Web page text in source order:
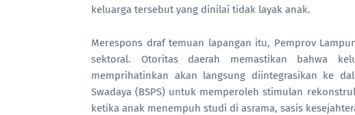
keluarga tersebut yang dinilai tidak layak anak.
Merespons draf temuan lapangan itu, Pemprov
sektoral. Otoritas daerah memastikan bahwa
memprihatinkan akan langsung diintegrasikan ke
Swadaya (BSPS) untuk memperoleh stimulan
ketika anak menempuh studi di asrama, sasis